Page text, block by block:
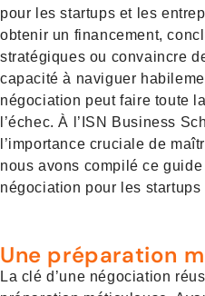
pour les startups et les
obtenir un financement,
stratégiques ou convaincre
capacité à naviguer
négociation peut faire toute
l’échec. À l’ISN Business
l’importance cruciale de
nous avons compilé ce
négociation pour les
Une préparation
La clé d’une négociation